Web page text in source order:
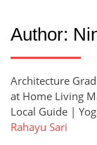
Author:
Architecture
at Home Living
Local Guide |
Rahayu Sari